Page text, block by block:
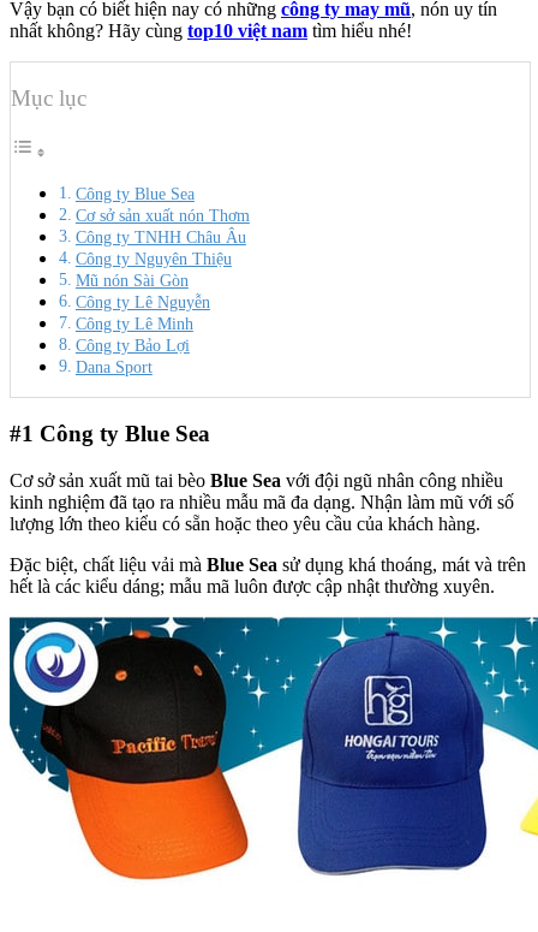
Vậy bạn có biết hiện nay có những công ty may mũ, nón uy tín
nhất không? Hãy cùng top10 việt nam tìm hiểu nhé!
Mục lục
Công ty Blue Sea
Cơ sở sản xuất nón Thơm
Công ty TNHH Châu Âu
Công ty Nguyên Thiệu
Mũ nón Sài Gòn
Công ty Lê Nguyễn
Công ty Lê Minh
Công ty Bảo Lợi
Dana Sport
#1 Công ty Blue Sea
Cơ sở sản xuất mũ tai bèo Blue Sea với đội ngũ nhân công nhiều
kinh nghiệm đã tạo ra nhiều mẫu mã đa dạng. Nhận làm mũ với số
lượng lớn theo kiểu có sẵn hoặc theo yêu cầu của khách hàng.
Đặc biệt, chất liệu vải mà Blue Sea sử dụng khá thoáng, mát và trên
hết là các kiểu dáng; mẫu mã luôn được cập nhật thường xuyên.